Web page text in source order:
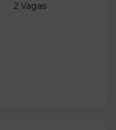
2 Vagas